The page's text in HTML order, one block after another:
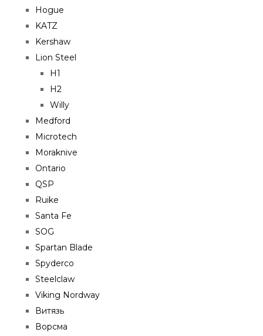
Hogue
KATZ
Kershaw
Lion Steel
H1
H2
Willy
Medford
Microtech
Moraknive
Ontario
QSP
Ruike
Santa Fe
SOG
Spartan Blade
Spyderco
Steelclaw
Viking Nordway
Витязь
Ворсма